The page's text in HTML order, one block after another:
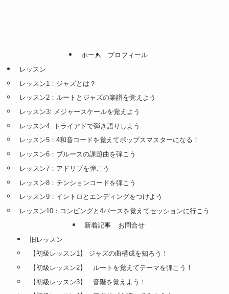
ホーム
プロフィール
レッスン
レッスン1：ジャズとは？
レッスン2：ルートとジャズの楽譜を覚えよう
レッスン3: メジャースケールを覚えよう
レッスン4: トライアドで弾き語りしよう
レッスン5：4和音コードを覚えてポップスマスターになる！
レッスン6：ブルースの課題曲を弾こう
レッスン7：アドリブを弾こう
レッスン8：テンションコードを弾こう
レッスン9：イントロとエンディングをつけよう
レッスン10：コンピングと4バースを覚えてセッションに行こう
新着記事
お問合せ
旧レッスン
【初級レッスン1】 ジャズの曲構成を知ろう！
【初級レッスン2】 ルートを覚えてテーマを弾こう！
【初級レッスン3】 音階を覚えよう！